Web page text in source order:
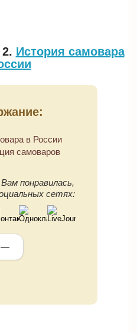
История самовара
в России
самоваров
понравилась,
сетях:
—